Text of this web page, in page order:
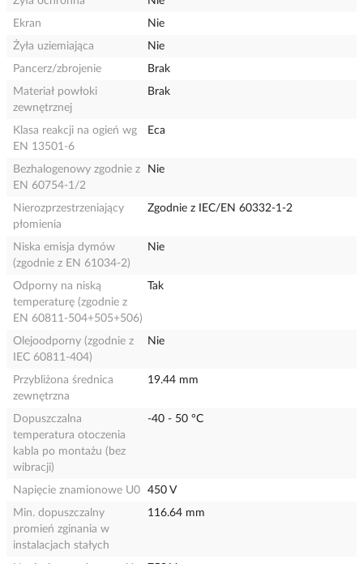
Ekran
Nie
Żyła uziemiająca
Nie
Pancerz/zbrojenie
Brak
Materiał powłoki
zewnętrznej
Brak
Klasa reakcji na ogień wg
EN 13501-6
Eca
Bezhalogenowy zgodnie z
EN 60754-1/2
Nie
Nierozprzestrzeniający
płomienia
Zgodnie z IEC/EN 60332-1-2
Niska emisja dymów
(zgodnie z EN 61034-2)
Nie
Odporny na niską
temperaturę (zgodnie z
EN 60811-504+505+506)
Tak
Olejoodporny (zgodnie z
IEC 60811-404)
Nie
Przybliżona średnica
zewnętrzna
19.44 mm
Dopuszczalna
temperatura otoczenia
kabla po montażu (bez
wibracji)
-40 - 50 °C
Napięcie znamionowe U0
450 V
Min. dopuszczalny
promień zginania w
instalacjach stałych
116.64 mm